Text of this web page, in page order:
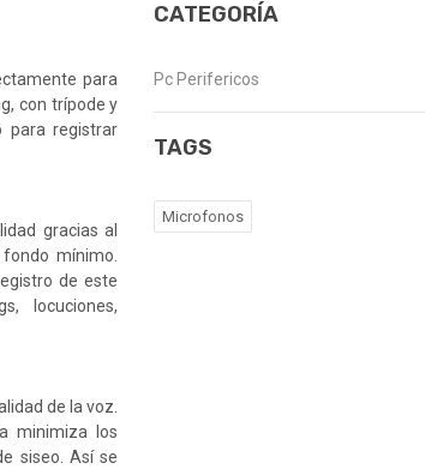
para
con trípode y
para registrar
gracias al
mínimo.
de este
locuciones,
de la voz.
minimiza los
siseo. Así se
CATEGORÍA
Pc Perifericos
TAGS
Microfonos